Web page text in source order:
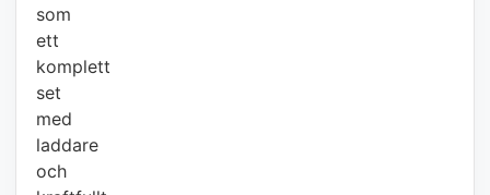
som
ett
komplett
set
med
laddare
och